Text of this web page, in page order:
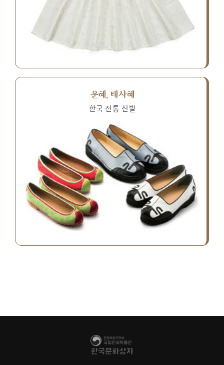
운혜, 태사혜
한국 전통 신발